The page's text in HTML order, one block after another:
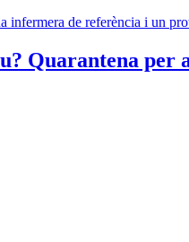
Quarantena per